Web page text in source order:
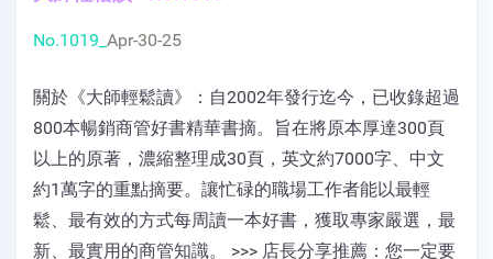
No.1019_ Apr-30-25
關於《大師輕鬆讀》：自2002年發行迄今，已收錄超過
800本暢銷商管好書精華書摘。旨在將原本厚達300頁
以上的原著，濃縮整理成30頁，英文約7000字、中文
約1萬字的重點摘要。讓忙碌的職場工作者能以最輕
鬆、最有效的方式每周讀一本好書，獲取專家嚴選，最
新、最實用的商管知識。 >>> 店長分享推薦：您一定要